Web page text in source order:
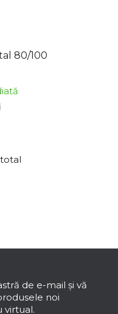
80/100
de e-mail şi vă
noi
virtual.